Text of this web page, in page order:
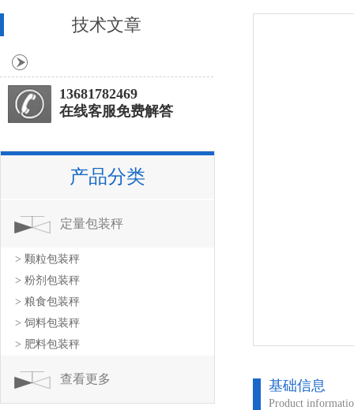
基础信息
Product
技术文章
13681782469
在线客服免费解答
产品分类
定量包装秤
> 颗粒包装秤
> 粉剂包装秤
> 粮食包装秤
> 饲料包装秤
> 肥料包装秤
查看更多